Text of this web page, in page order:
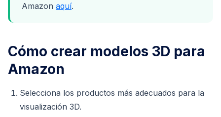
Amazon aquí.
Cómo crear modelos 3D para
Amazon
Selecciona los productos más adecuados para la
visualización 3D.